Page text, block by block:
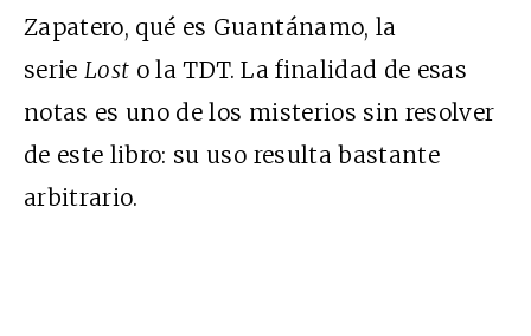
Zapatero, qué es Guantánamo, la
serieLost o la TDT. La finalidad de esas
notas es uno de los misterios sin resolver
de este libro: su uso resulta bastante
arbitrario.